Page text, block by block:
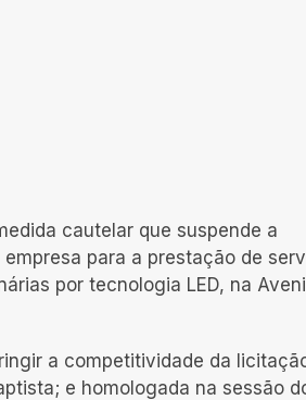
cautelar que suspende a
para a prestação de
por tecnologia LED, na
a competitividade da
e homologada na sessão